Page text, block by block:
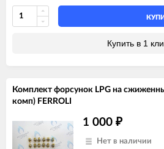
FERROLI DOMIproject
FERROLI DOMItech
Купить в 1
Комплект форсунок LPG на
комп) FERROLI
1 000 ₽
Нет в наличии